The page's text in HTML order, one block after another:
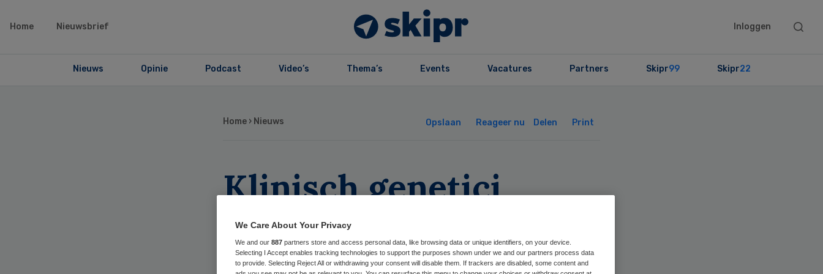
Home Nieuwsbrief Inloggen
Search
Nieuws Opinie Podcast Video’s Thema’s Events Vacatures Partners Skipr99 Skipr22
Home › Nieuws Opslaan Reageer nu Delen Print
Klinisch genetici
bezorgd over
doorspelen DNA
We Care About Your Privacy
We and our 887 partners store and access personal data, like browsing data or unique identifiers, on your device.
Selecting I Accept enables tracking technologies to support the purposes shown under we and our partners process data
to provide. Selecting Reject All or withdrawing your consent will disable them. If trackers are disabled, some content and